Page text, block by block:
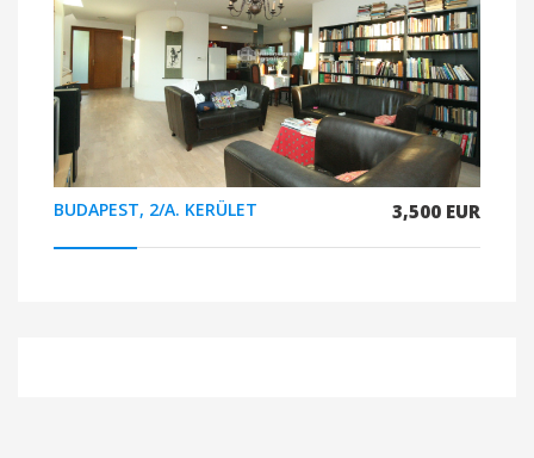
BUDAPEST, 2/A. KERÜLET 3,500 EUR